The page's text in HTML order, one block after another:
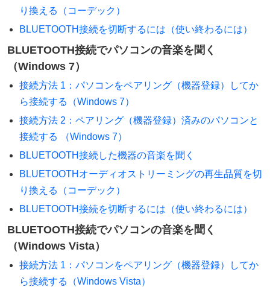
り換える（コーデック）
BLUETOOTH接続を切断するには（使い終わるには）
BLUETOOTH接続でパソコンの音楽を聞く
（Windows 7）
接続方法 1：パソコンをペアリング（機器登録）してか
ら接続する（Windows 7）
接続方法 2：ペアリング（機器登録）済みのパソコンと
接続する （Windows 7）
BLUETOOTH接続した機器の音楽を聞く
BLUETOOTHオーディオストリーミングの再生品質を切
り換える（コーデック）
BLUETOOTH接続を切断するには（使い終わるには）
BLUETOOTH接続でパソコンの音楽を聞く
（Windows Vista）
接続方法 1：パソコンをペアリング（機器登録）してか
ら接続する（Windows Vista）